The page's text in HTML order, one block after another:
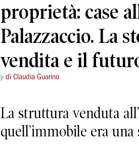
proprietà: case
Palazzaccio. La
vendita e il
di Claudia Guarino
La struttura venduta
quell’immobile era